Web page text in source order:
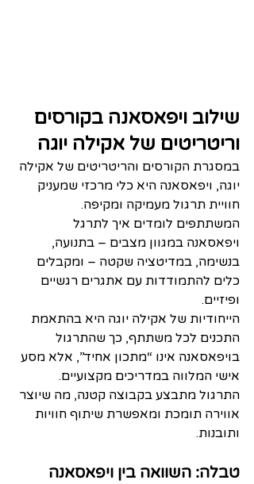
שילוב ויפאסאנה בקורסים
וריטריטים של אקילה יוגה
במסגרת הקורסים והריטריטים של אקילה
יוגה, ויפאסאנה היא כלי מרכזי שמעניק
חוויית תרגול מעמיקה ומקיפה.
המשתתפים לומדים איך לתרגל
ויפאסאנה במגוון מצבים – בתנועה,
בנשימה, במדיטציה שקטה – ומקבלים
כלים להתמודדות עם אתגרים רגשיים
ופיזיים.
הייחודיות של אקילה יוגה היא בהתאמת
התכנים לכל משתתף, כך שהתרגול
בויפאסאנה אינו “מתכון אחיד”, אלא מסע
אישי המלווה במדריכים מקצועיים.
התרגול מתבצע בקבוצה קטנה, מה שיוצר
אווירה תומכת ומאפשרת שיתוף חוויות
ותובנות.
טבלה: השוואה בין ויפאסאנה